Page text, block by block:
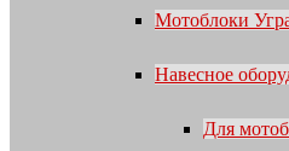
Мотоблоки
Навесное
Для